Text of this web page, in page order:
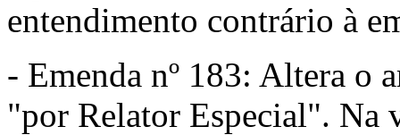
entendimento contrário à
- Emenda nº 183: Altera o
"por Relator Especial". Na